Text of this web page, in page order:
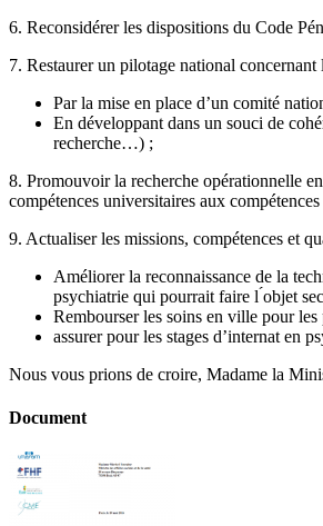
6. Reconsidérer les dispositions du Code
7. Restaurer un pilotage national
Par la mise en place d’un comité
En développant dans un souci de
recherche…) ;
8. Promouvoir la recherche opérationnelle
compétences universitaires aux
9. Actualiser les missions, compétences et
Améliorer la reconnaissance de la
psychiatrie qui pourrait faire l ́objet
Rembourser les soins en ville pour
assurer pour les stages d’internat en
Nous vous prions de croire, Madame la
Document